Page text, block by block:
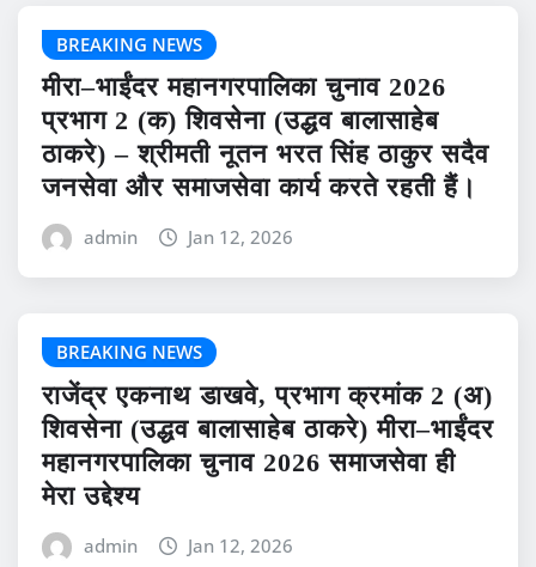
BREAKING NEWS
मीरा–भाईंदर महानगरपालिका चुनाव 2026
प्रभाग 2 (क) शिवसेना (उद्धव बालासाहेब
ठाकरे) – श्रीमती नूतन भरत सिंह ठाकुर सदैव
जनसेवा और समाजसेवा कार्य करते रहती हैं।
admin Jan 12, 2026
BREAKING NEWS
राजेंद्र एकनाथ डाखवे, प्रभाग क्रमांक 2 (अ)
शिवसेना (उद्धव बालासाहेब ठाकरे) मीरा–भाईंदर
महानगरपालिका चुनाव 2026 समाजसेवा ही
मेरा उद्देश्य
admin Jan 12, 2026